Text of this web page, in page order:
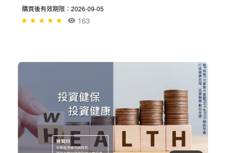
購買後有效期限：2026-09-05
163